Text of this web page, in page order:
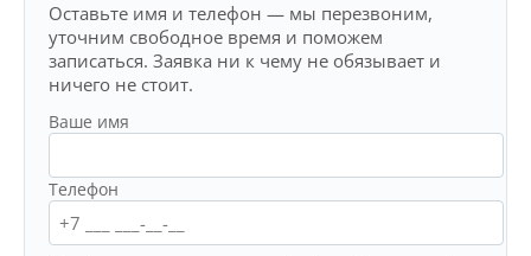
Оставьте имя и телефон — мы перезвоним,
уточним свободное время и поможем
записаться. Заявка ни к чему не обязывает и
ничего не стоит.
Ваше имя
Телефон